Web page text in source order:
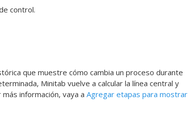
control.
que muestre cómo cambia un proceso durante
Minitab vuelve a calcular la línea central y
información, vaya a Agregar etapas para mostrar